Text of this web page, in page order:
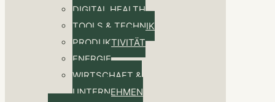
DIGITAL HEALTH
TOOLS & TECHNIK
PRODUKTIVITÄT
ENERGIE
WIRTSCHAFT &
UNTERNEHMEN